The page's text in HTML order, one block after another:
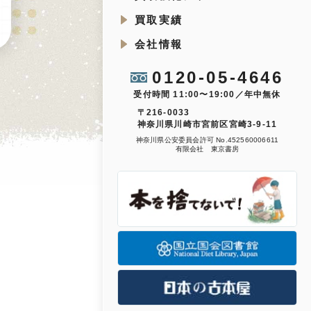
買取実績
会社情報
0120-05-4646
受付時間 11:00〜19:00／年中無休
〒216-0033
神奈川県川崎市宮前区宮崎3-9-11
神奈川県公安委員会許可 No.452560006611
有限会社 東京書房